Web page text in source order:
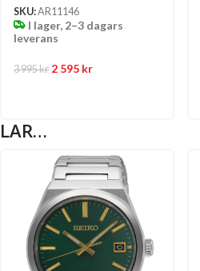
SKU:AR11146
I lager, 2–3 dagars
leverans
3 995kr 2 595 kr